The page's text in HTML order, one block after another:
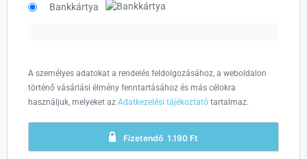
Bankkártya
A személyes adatokat a rendelés feldolgozásához, a weboldalon
történő vásárlási élmény fenntartásához és más célokra
használjuk, melyeket az Adatkezelési tájékoztató tartalmaz.
Fizetendő 1.190 Ft